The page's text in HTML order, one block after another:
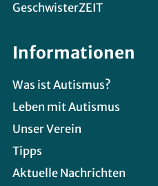
GeschwisterZEIT
Informationen
Was ist Autismus?
Leben mit Autismus
Unser Verein
Tipps
Aktuelle Nachrichten